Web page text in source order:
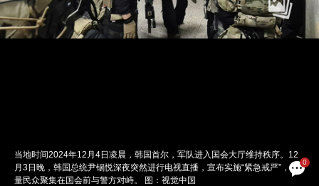
0
当地时间2024年12月4日凌晨，韩国首尔，军队进入国会大厅维持秩序。12
月3日晚，韩国总统尹锡悦深夜突然进行电视直播，宣布实施“紧急戒严”，大
量民众聚集在国会前与警方对峙。 图：视觉中国